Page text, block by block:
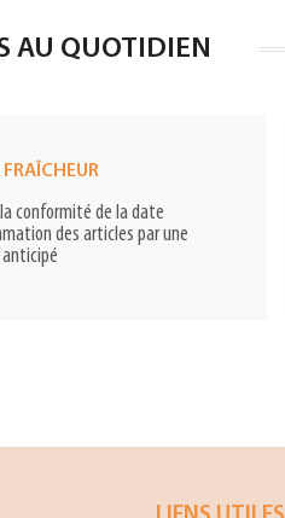
AU QUOTIDIEN
conformité de la date
des articles par une